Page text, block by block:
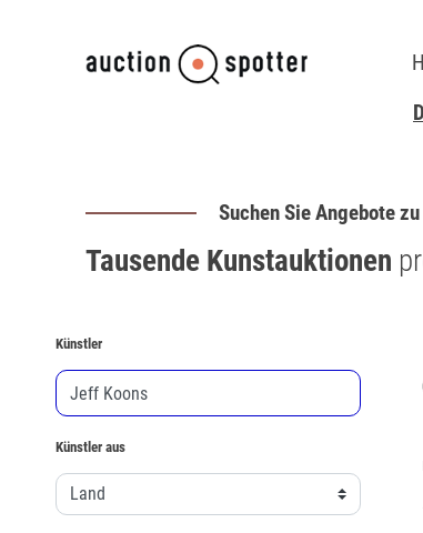
Suchen Sie Angebote
Tausende Kunstauktionen
Künstler
Künstler aus